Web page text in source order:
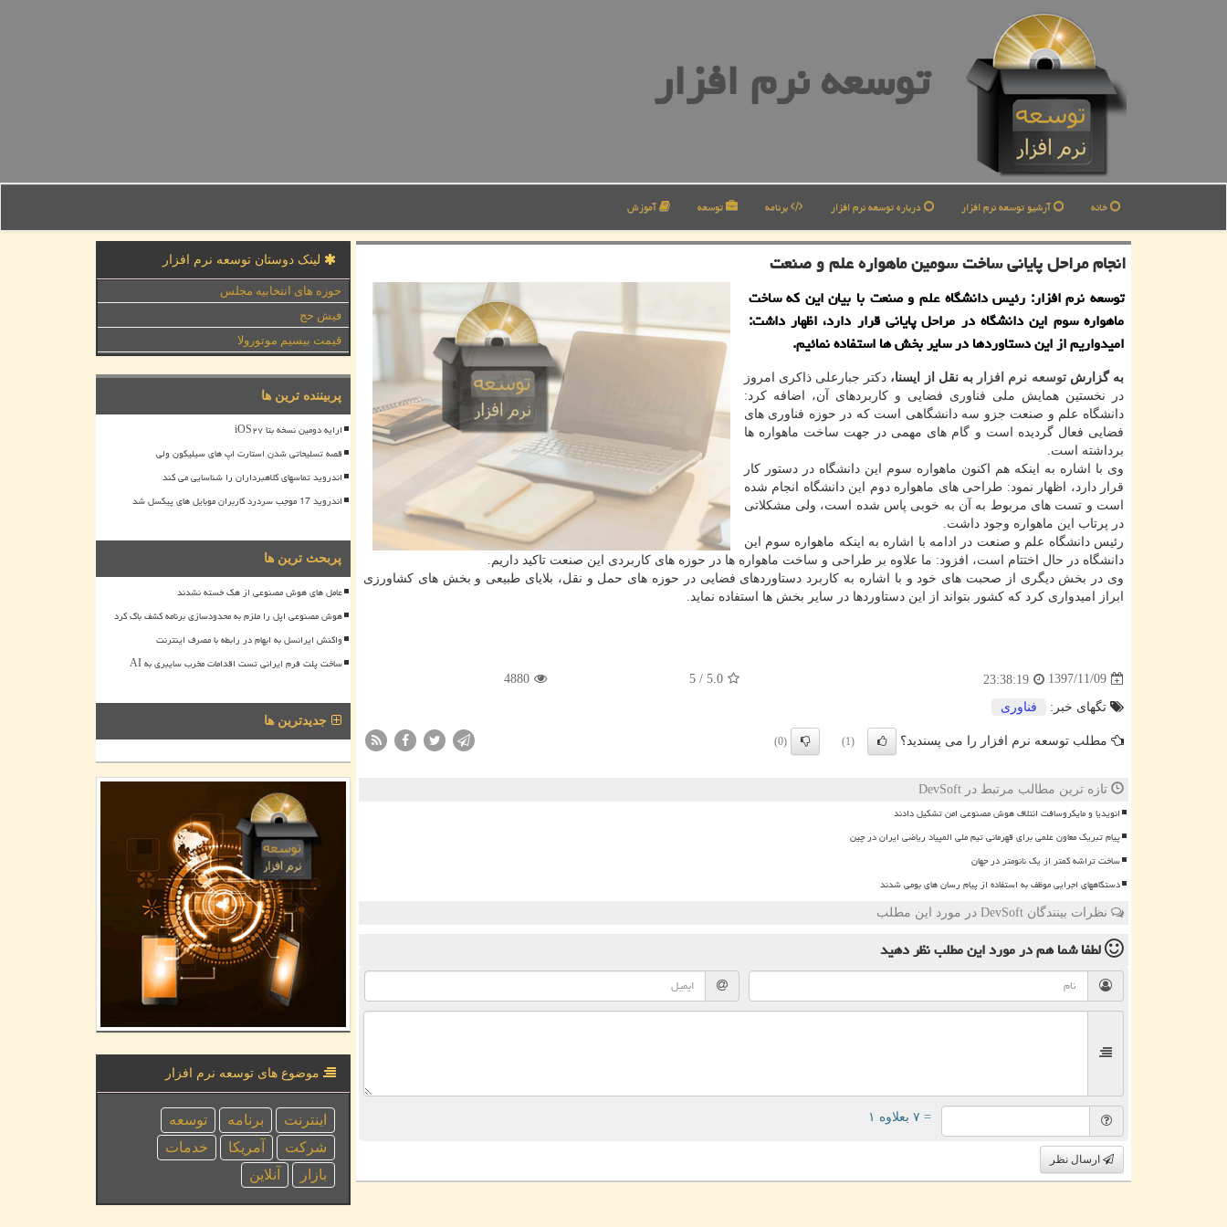
توسعه نرم افزار
خانه آرشیو توسعه نرم افزار درباره توسعه نرم افزار برنامه توسعه آموزش
انجام مراحل پایانی ساخت سومین ماهواره علم و صنعت
توسعه نرم افزار: رئیس دانشگاه علم و صنعت با بیان این كه ساخت
ماهواره سوم این دانشگاه در مراحل پایانی قرار دارد، اظهار داشت:
امیدواریم از این دستاوردها در سایر بخش ها استفاده نمائیم.
به گزارشتوسعه نرم افزار به نقل از ایسنا، دكتر جبارعلی ذاكری امروز
در نخستین همایش ملی فناوری فضایی و كاربردهای آن، اضافه كرد:
دانشگاه علم و صنعت جزو سه دانشگاهی است كه در حوزه فناوری های
فضایی فعال گردیده است و گام های مهمی در جهت ساخت ماهواره ها
برداشته است.
وی با اشاره به اینكه هم اكنون ماهواره سوم این دانشگاه در دستور كار
قرار دارد، اظهار نمود: طراحی های ماهواره دوم این دانشگاه انجام شده
است و تست های مربوط به آن به خوبی پاس شده است، ولی مشكلاتی
در پرتاب این ماهواره وجود داشت.
رئیس دانشگاه علم و صنعت در ادامه با اشاره به اینكه ماهواره سوم این
دانشگاه در حال اختتام است، افزود: ما علاوه بر طراحی و ساخت ماهواره ها در حوزه های كاربردی این صنعت تاكید داریم.
وی در بخش دیگری از صحبت های خود و با اشاره به كاربرد دستاوردهای فضایی در حوزه های حمل و نقل، بلایای طبیعی و بخش های كشاورزی
ابراز امیدواری كرد كه كشور بتواند از این دستاوردها در سایر بخش ها استفاده نماید.
1397/11/09
23:38:19
5.0
/
5
4880
تگهای خبر: فناوری
مطلب توسعه نرم افزار را می پسندید؟ (1)
(0)
تازه ترین مطالب مرتبط در DevSoft
انویدیا و مایکروسافت ائتلاف هوش مصنوعی امن تشکیل دادند
پیام تبریک معاون علمی برای قهرمانی تیم ملی المپیاد ریاضی ایران در چین
ساخت تراشه کمتر از یک نانومتر در جهان
دستگاههای اجرایی موظف به استفاده از پیام رسان های بومی شدند
نظرات بینندگان DevSoft در مورد این مطلب
لطفا شما همدر مورد این مطلبنظر دهید
= ۷ بعلاوه ۱
ارسال نظر
لینک دوستان توسعه نرم افزار
حوزه های انتخابیه مجلس
فیش حج
قیمت بیسیم موتورولا
پربیننده ترین ها
ارایه دومین نسخه بتا iOS۲۷
قصه تسلیحاتی شدن استارت اپ های سیلیکون ولی
اندروید تماسهای کلاهبرداران را شناسایی می کند
اندروید 17 موجب سردرد کاربران موبایل های پیکسل شد
پربحث ترین ها
عامل های هوش مصنوعی از هک خسته نشدند
هوش مصنوعی اپل را ملزم به محدودسازی برنامه کشف باگ کرد
واکنش ایرانسل به ابهام در رابطه با مصرف اینترنت
ساخت پلت فرم ایرانی تست اقدامات مخرب سایبری به AI
جدیدترین ها
موضوع های توسعه نرم افزار
اینترنت برنامه
توسعه
شركت
آمریكا
خدمات
بازار
آنلاین